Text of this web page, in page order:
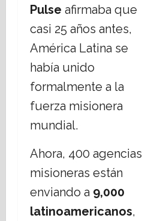
Pulse afirmaba que
casi 25 años antes,
América Latina se
había unido
formalmente a la
fuerza misionera
mundial.
Ahora, 400 agencias
misioneras están
enviando a 9,000
latinoamericanos,